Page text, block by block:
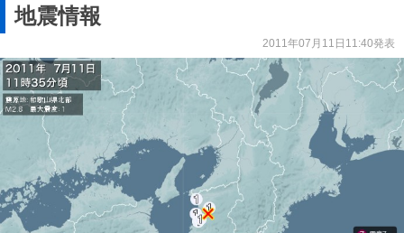
地震情報
2011年07月11日11:40発表